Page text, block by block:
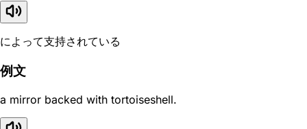
によって支持されている
例文
a mirror backed with tortoiseshell.